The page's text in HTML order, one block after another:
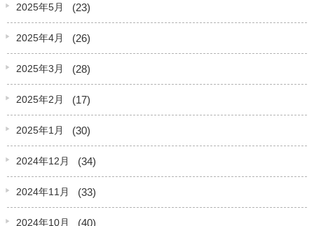
2025年5月 (23)
2025年4月 (26)
2025年3月 (28)
2025年2月 (17)
2025年1月 (30)
2024年12月 (34)
2024年11月 (33)
2024年10月 (40)